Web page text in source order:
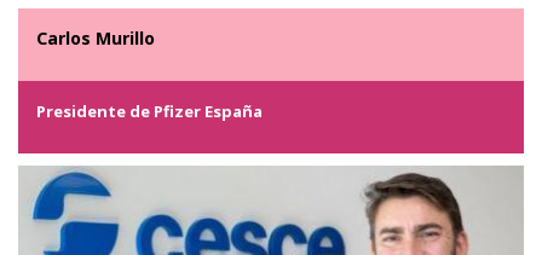
Carlos Murillo
Presidente de Pfizer España